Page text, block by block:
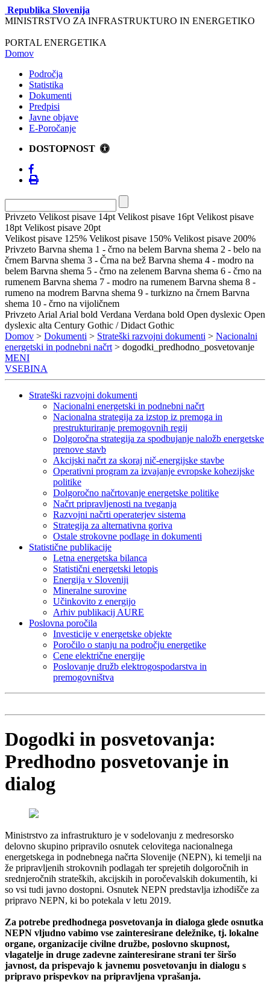
Republika Slovenija
MINISTRSTVO ZA INFRASTRUKTURO IN ENERGETIKO
PORTAL ENERGETIKA
Domov
Področja
Statistika
Dokumenti
Predpisi
Javne objave
E-Poročanje
DOSTOPNOST
Privzeto Velikost pisave 14pt Velikost pisave 16pt Velikost pisave
18pt Velikost pisave 20pt
Velikost pisave 125% Velikost pisave 150% Velikost pisave 200%
Privzeto Barvna shema 1 - črno na belem Barvna shema 2 - belo na
črnem Barvna shema 3 - Črna na bež Barvna shema 4 - modro na
belem Barvna shema 5 - črno na zelenem Barvna shema 6 - črno na
rumenem Barvna shema 7 - modro na rumenem Barvna shema 8 -
rumeno na modrem Barvna shema 9 - turkizno na črnem Barvna
shema 10 - črno na vijoličnem
Privzeto Arial Arial bold Verdana Verdana bold Open dyslexic Open
dyslexic alta Century Gothic / Didact Gothic
Domov > Dokumenti > Strateški razvojni dokumenti > Nacionalni
energetski in podnebni načrt > dogodki_predhodno_posvetovanje
MENI
VSEBINA
Strateški razvojni dokumenti
Nacionalni energetski in podnebni načrt
Nacionalna strategija za izstop iz premoga in
prestrukturiranje premogovnih regij
Dolgoročna strategija za spodbujanje naložb energetske
prenove stavb
Akcijski načrt za skoraj nič-energijske stavbe
Operativni program za izvajanje evropske kohezijske
politike
Dolgoročno načrtovanje energetske politike
Načrt pripravljenosti na tveganja
Razvojni načrti operaterjev sistema
Strategija za alternativna goriva
Ostale strokovne podlage in dokumenti
Statistične publikacije
Letna energetska bilanca
Statistični energetski letopis
Energija v Sloveniji
Mineralne surovine
Učinkovito z energijo
Arhiv publikacij AURE
Poslovna poročila
Investicije v energetske objekte
Poročilo o stanju na področju energetike
Cene električne energije
Poslovanje družb elektrogospodarstva in
premogovništva
Dogodki in posvetovanja:
Predhodno posvetovanje in
dialog
Ministrstvo za infrastrukturo je v sodelovanju z medresorsko
delovno skupino pripravilo osnutek celovitega nacionalnega
energetskega in podnebnega načrta Slovenije (NEPN), ki temelji na
že pripravljenih strokovnih podlagah ter sprejetih dolgoročnih in
srednjeročnih strateških, akcijskih in poročevalskih dokumentih, ki
so vsi tudi javno dostopni. Osnutek NEPN predstavlja izhodišče za
pripravo NEPN, ki bo potekala v letu 2019.
Za potrebe predhodnega posvetovanja in dialoga glede osnutka
NEPN vljudno vabimo vse zainteresirane deležnike, tj. lokalne
organe, organizacije civilne družbe, poslovno skupnost,
vlagatelje in druge zadevne zainteresirane strani ter širšo
javnost, da prispevajo k javnemu posvetovanju in dialogu s
pripravo prispevkov na pripravljena vprašanja.